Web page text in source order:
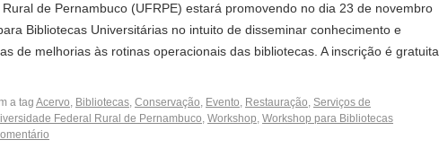
de Pernambuco (UFRPE) estará promovendo no dia 23 de novembro
Bibliotecas Universitárias no intuito de disseminar conhecimento e
de melhorias às rotinas operacionais das bibliotecas. A inscrição é gratuita
a tag Acervo, Bibliotecas, Conservação, Evento, Restauração, Serviços de
Federal Rural de Pernambuco, Workshop, Workshop para Bibliotecas